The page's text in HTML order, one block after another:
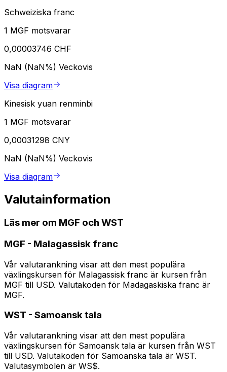
Schweiziska franc
1 MGF motsvarar
0,00003746 CHF
NaN (NaN%) Veckovis
Visa diagram
Kinesisk yuan renminbi
1 MGF motsvarar
0,00031298 CNY
NaN (NaN%) Veckovis
Visa diagram
Valutainformation
Läs mer om MGF och WST
MGF - Malagassisk franc
Vår valutarankning visar att den mest populära
växlingskursen för Malagassisk franc är kursen från
MGF till USD. Valutakoden för Madagaskiska franc är
MGF.
WST - Samoansk tala
Vår valutarankning visar att den mest populära
växlingskursen för Samoansk tala är kursen från WST
till USD. Valutakoden för Samoanska tala är WST.
Valutasymbolen är WS$.